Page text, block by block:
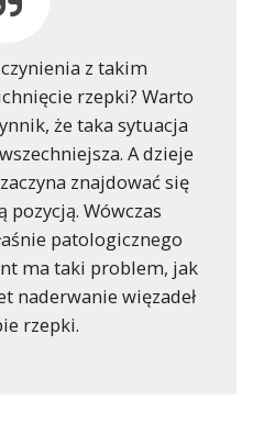
z takim
rzepki? Warto
że taka sytuacja
A dzieje
znajdować się
pozycją. Wówczas
patologicznego
ma taki problem, jak
naderwanie więzadeł
rzepki.